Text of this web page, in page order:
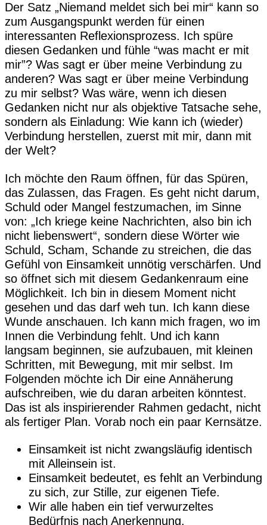
Der Satz „Niemand meldet sich bei mir“ kann so
zum Ausgangspunkt werden für einen
interessanten Reflexionsprozess. Ich spüre
diesen Gedanken und fühle “was macht er mit
mir”? Was sagt er über meine Verbindung zu
anderen? Was sagt er über meine Verbindung
zu mir selbst? Was wäre, wenn ich diesen
Gedanken nicht nur als objektive Tatsache sehe,
sondern als Einladung: Wie kann ich (wieder)
Verbindung herstellen, zuerst mit mir, dann mit
der Welt?
Ich möchte den Raum öffnen, für das Spüren,
das Zulassen, das Fragen. Es geht nicht darum,
Schuld oder Mangel festzumachen, im Sinne
von: „Ich kriege keine Nachrichten, also bin ich
nicht liebenswert“, sondern diese Wörter wie
Schuld, Scham, Schande zu streichen, die das
Gefühl von Einsamkeit unnötig verschärfen. Und
so öffnet sich mit diesem Gedankenraum eine
Möglichkeit. Ich bin in diesem Moment nicht
gesehen und das darf weh tun. Ich kann diese
Wunde anschauen. Ich kann mich fragen, wo im
Innen die Verbindung fehlt. Und ich kann
langsam beginnen, sie aufzubauen, mit kleinen
Schritten, mit Bewegung, mit mir selbst. Im
Folgenden möchte ich Dir eine Annäherung
aufschreiben, wie du daran arbeiten könntest.
Das ist als inspirierender Rahmen gedacht, nicht
als fertiger Plan. Vorab noch ein paar Kernsätze.
Einsamkeit ist nicht zwangsläufig identisch
mit Alleinsein ist.
Einsamkeit bedeutet, es fehlt an Verbindung
zu sich, zur Stille, zur eigenen Tiefe.
Wir alle haben ein tief verwurzeltes
Bedürfnis nach Anerkennung.